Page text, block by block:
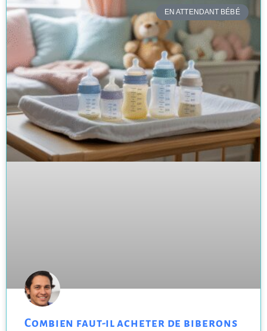
EN ATTENDANT BÉBÉ
Combien faut-il acheter de biberons